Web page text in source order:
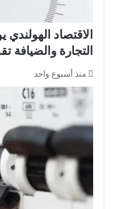
الاقتصاد
التجارة والضيافة
منذ أسبوع واحد